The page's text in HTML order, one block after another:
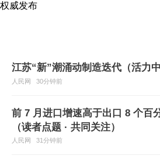
权威发布
江苏“新”潮涌动制造迭代（活力中
人民网 30分钟前
前 7 月进口增速高于出口 8 个百
（读者点题 · 共同关注）
人民网 31分钟前